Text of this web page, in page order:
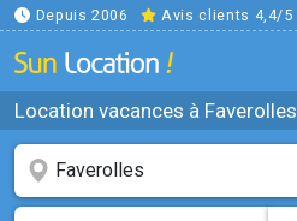
Depuis 2006 Avis clients 4,4/5
Location vacances à Faverolles